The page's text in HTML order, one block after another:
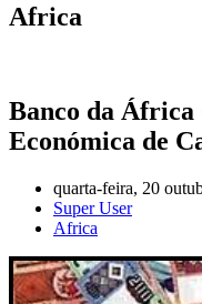
Africa
Banco da África
Económica de
quarta-feira, 20
Super User
Africa